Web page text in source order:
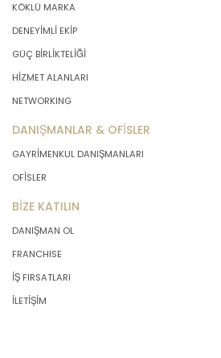
KÖKLÜ MARKA
DENEYİMLİ EKİP
GÜÇ BİRLİKTELİĞİ
HİZMET ALANLARI
NETWORKING
DANIŞMANLAR & OFİSLER
GAYRİMENKUL DANIŞMANLARI
OFİSLER
BİZE KATILIN
DANIŞMAN OL
FRANCHISE
İŞ FIRSATLARI
İLETİŞİM